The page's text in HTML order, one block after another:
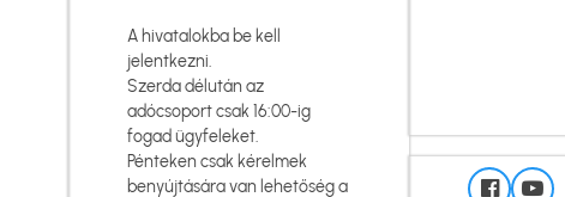
A hivatalokba be kell
jelentkezni.
Szerda délután az
adócsoport csak 16:00-ig
fogad ügyfeleket.
Pénteken csak kérelmek
benyújtására van lehetőség a